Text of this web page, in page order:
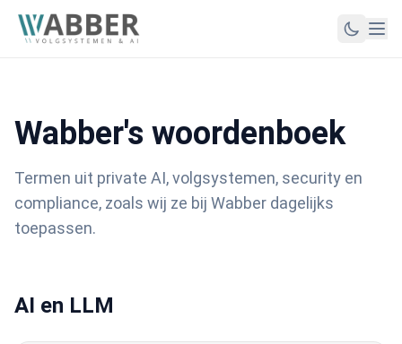
Wabber's woordenboek
Termen uit private AI, volgsystemen, security en
compliance, zoals wij ze bij Wabber dagelijks
toepassen.
AI en LLM